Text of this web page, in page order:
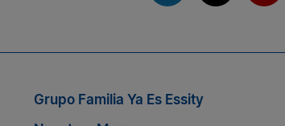
Grupo Familia Ya Es Essity